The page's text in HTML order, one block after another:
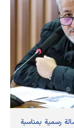
رسمية بمناسبة